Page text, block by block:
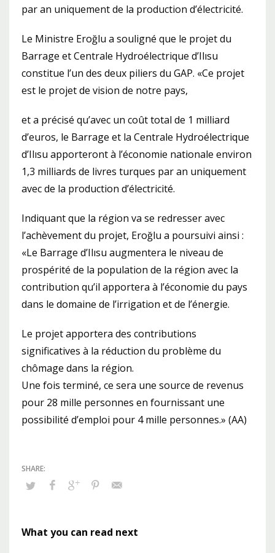
par an uniquement de la production d’électricité.
Le Ministre Eroğlu a souligné que le projet du
Barrage et Centrale Hydroélectrique d’Ilısu
constitue l’un des deux piliers du GAP. «Ce projet
est le projet de vision de notre pays,
et a précisé qu’avec un coût total de 1 milliard
d’euros, le Barrage et la Centrale Hydroélectrique
d’Ilısu apporteront à l’économie nationale environ
1,3 milliards de livres turques par an uniquement
avec de la production d’électricité.
Indiquant que la région va se redresser avec
l’achèvement du projet, Eroğlu a poursuivi ainsi :
«Le Barrage d’Ilısu augmentera le niveau de
prospérité de la population de la région avec la
contribution qu’il apportera à l’économie du pays
dans le domaine de l’irrigation et de l’énergie.
Le projet apportera des contributions
significatives à la réduction du problème du
chômage dans la région.
Une fois terminé, ce sera une source de revenus
pour 28 mille personnes en fournissant une
possibilité d’emploi pour 4 mille personnes.» (AA)
What you can read next